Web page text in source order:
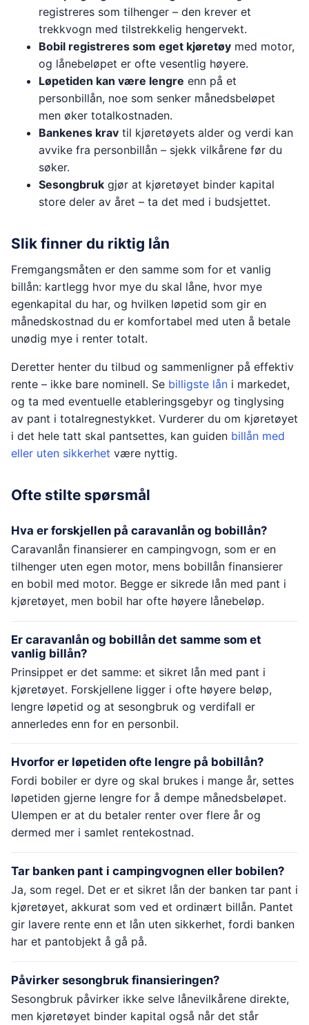
registreres som tilhenger – den krever et
trekkvogn med tilstrekkelig hengervekt.
Bobil registreres som eget kjøretøy med motor,
og lånebeløpet er ofte vesentlig høyere.
Løpetiden kan være lengre enn på et
personbillån, noe som senker månedsbeløpet
men øker totalkostnaden.
Bankenes krav til kjøretøyets alder og verdi kan
avvike fra personbillån – sjekk vilkårene før du
søker.
Sesongbruk gjør at kjøretøyet binder kapital
store deler av året – ta det med i budsjettet.
Slik finner du riktig lån
Fremgangsmåten er den samme som for et vanlig
billån: kartlegg hvor mye du skal låne, hvor mye
egenkapital du har, og hvilken løpetid som gir en
månedskostnad du er komfortabel med uten å betale
unødig mye i renter totalt.
Deretter henter du tilbud og sammenligner på effektiv
rente – ikke bare nominell. Se billigste lån i markedet,
og ta med eventuelle etableringsgebyr og tinglysing
av pant i totalregnestykket. Vurderer du om kjøretøyet
i det hele tatt skal pantsettes, kan guiden billån med
eller uten sikkerhet være nyttig.
Ofte stilte spørsmål
Hva er forskjellen på caravanlån og bobillån?
Caravanlån finansierer en campingvogn, som er en
tilhenger uten egen motor, mens bobillån finansierer
en bobil med motor. Begge er sikrede lån med pant i
kjøretøyet, men bobil har ofte høyere lånebeløp.
Er caravanlån og bobillån det samme som et
vanlig billån?
Prinsippet er det samme: et sikret lån med pant i
kjøretøyet. Forskjellene ligger i ofte høyere beløp,
lengre løpetid og at sesongbruk og verdifall er
annerledes enn for en personbil.
Hvorfor er løpetiden ofte lengre på bobillån?
Fordi bobiler er dyre og skal brukes i mange år, settes
løpetiden gjerne lengre for å dempe månedsbeløpet.
Ulempen er at du betaler renter over flere år og
dermed mer i samlet rentekostnad.
Tar banken pant i campingvognen eller bobilen?
Ja, som regel. Det er et sikret lån der banken tar pant i
kjøretøyet, akkurat som ved et ordinært billån. Pantet
gir lavere rente enn et lån uten sikkerhet, fordi banken
har et pantobjekt å gå på.
Påvirker sesongbruk finansieringen?
Sesongbruk påvirker ikke selve lånevilkårene direkte,
men kjøretøyet binder kapital også når det står